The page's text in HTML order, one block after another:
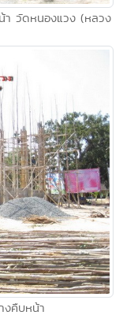
า วัดหนองแวง (หลวง
งคืบหน้า